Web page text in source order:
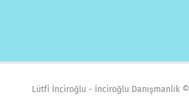
Lütfi İnciroğlu - İnciroğlu Danışmanlık ©